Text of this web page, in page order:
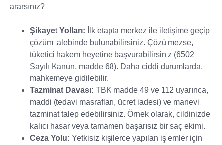
ararsınız?
Şikayet Yolları: İlk etapta merkez ile iletişime geçip
çözüm talebinde bulunabilirsiniz. Çözülmezse,
tüketici hakem heyetine başvurabilirsiniz (6502
Sayılı Kanun, madde 68). Daha ciddi durumlarda,
mahkemeye gidilebilir.
Tazminat Davası: TBK madde 49 ve 112 uyarınca,
maddi (tedavi masrafları, ücret iadesi) ve manevi
tazminat talep edebilirsiniz. Örnek olarak, cildinizde
kalıcı hasar veya tamamen başarısız bir saç ekimi.
Ceza Yolu: Yetkisiz kişilerce yapılan işlemler için